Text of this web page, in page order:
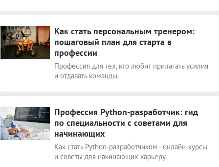
Как стать персональным тренером:
пошаговый план для старта в
профессии
Профессия для тех, кто любит прилагать усилия
и отдавать команды.
Профессия Python-разработчик: гид
по специальности с советами для
начинающих
Как стать Python-разработчиком - онлайн-курсы
и советы для начинающих карьеру.